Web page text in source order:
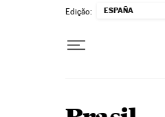
Edição: ESPAÑA